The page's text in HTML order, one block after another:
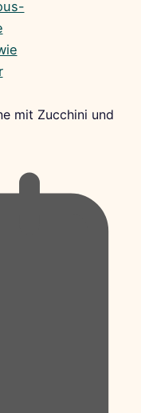
mit Zucchini und